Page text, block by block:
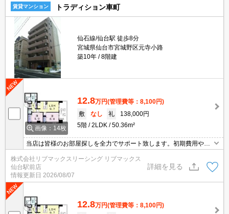
賃貸マンション トラディション車町
仙石線/仙台駅 徒歩8分
宮城県仙台市宮城野区元寺小路
築10年
8階建
画像：14枚
12.8万円(管理費等：8,100円)
敷
なし 礼
138,000円
5階
2LDK 50.36m²
当店は皆様のお部屋探しを全力でサポート致します。初期費用や契
約の事等何でもお気軽にご相談下さい！
株式会社リブマックスリーシング リブマックス
仙台駅前店
情報更新日 2026/08/07
詳細を見る
12.8万円(管理費等：8,100円)